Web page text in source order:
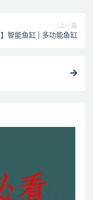
上一篇
】智能鱼缸 | 多功能鱼缸